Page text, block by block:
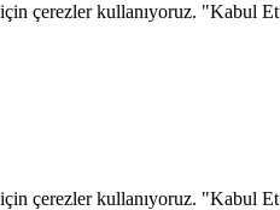
çerezler kullanıyoruz.
çerezler kullanıyoruz.